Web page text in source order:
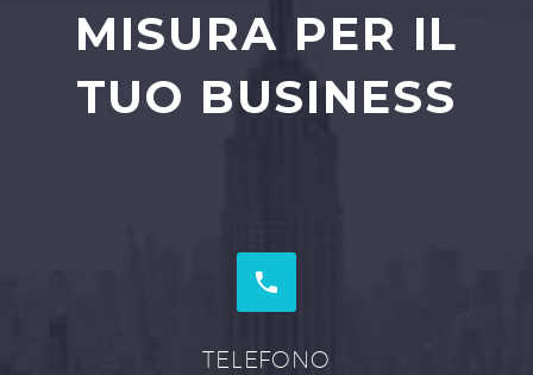
MISURA PER IL
TUO BUSINESS


TELEFONO